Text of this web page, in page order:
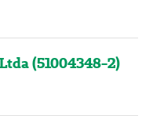
(51004348-2)